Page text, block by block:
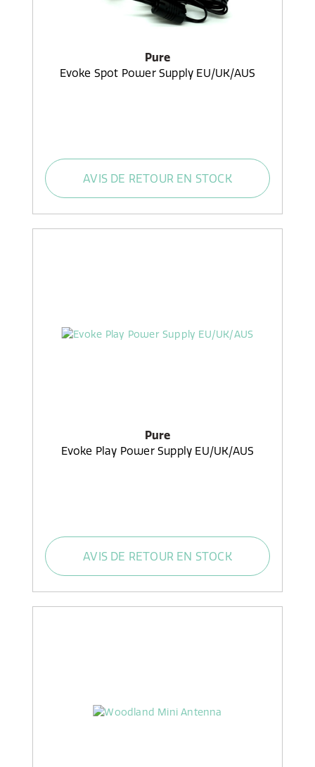
Pure
Evoke Spot Power Supply EU/UK/AUS
AVIS DE RETOUR EN STOCK
Pure
Evoke Play Power Supply EU/UK/AUS
AVIS DE RETOUR EN STOCK